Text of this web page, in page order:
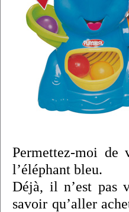
Permettez-moi de
l’éléphant bleu.
Déjà, il n’est pas
savoir qu’aller